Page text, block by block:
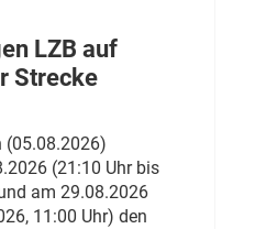
LZB auf
Strecke
(05.08.2026)
(21:10 Uhr bis
am 29.08.2026
11:00 Uhr) den